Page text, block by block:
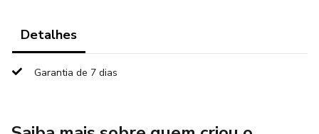
comunicação e alcançar seus objetivos com confiança e
transformando a sua comunicação em uma poderosa
Detalhes
Garantia de 7 dias